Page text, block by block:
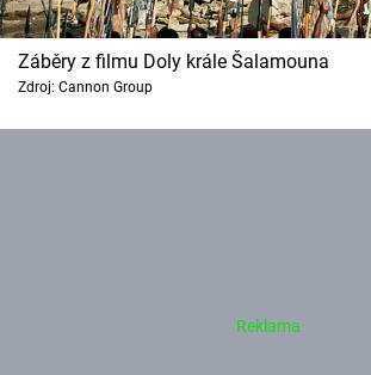
Záběry z filmu Doly krále Šalamouna
Zdroj: Cannon Group